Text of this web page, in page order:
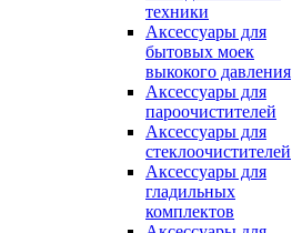
техники
Аксессуары для
бытовых моек
выкокого давления
Аксессуары для
пароочистителей
Аксессуары для
стеклоочистителей
Аксессуары для
гладильных
комплектов